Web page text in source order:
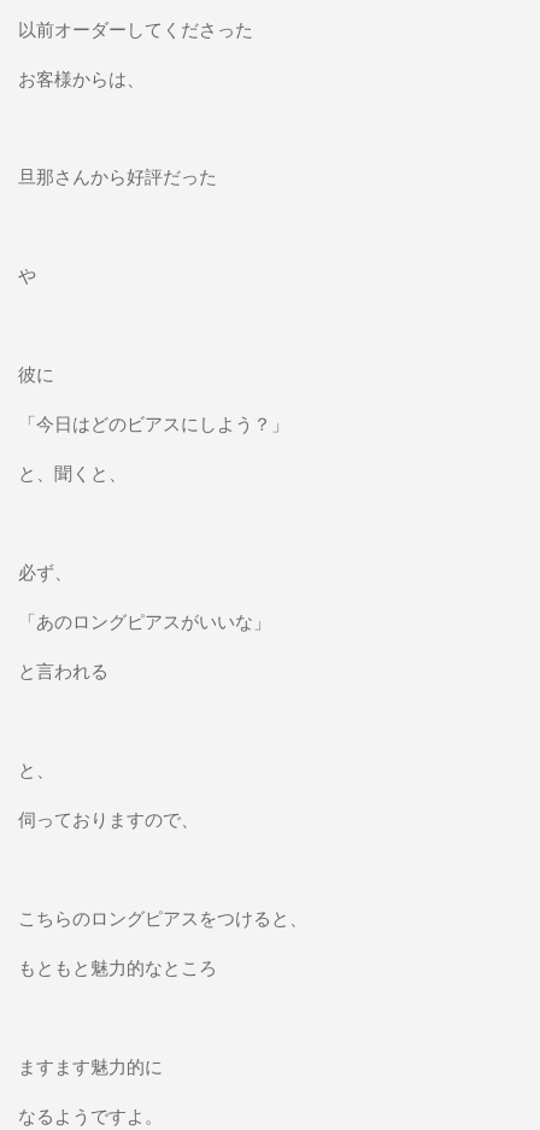
以前オーダーしてくださった
お客様からは、
旦那さんから好評だった
や
彼に
「今日はどのビアスにしよう？」
と、聞くと、
必ず、
「あのロングピアスがいいな」
と言われる
と、
伺っておりますので、
こちらのロングピアスをつけると、
もともと魅力的なところ
ますます魅力的に
なるようですよ。